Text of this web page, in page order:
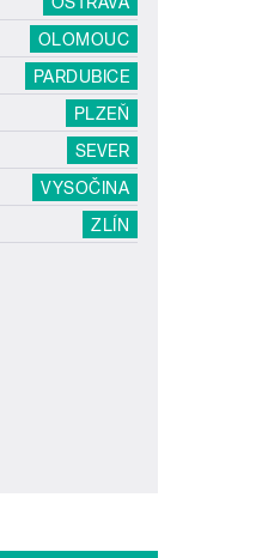
OLOMOUC
PARDUBICE
PLZEŇ
SEVER
VYSOČINA
ZLÍN